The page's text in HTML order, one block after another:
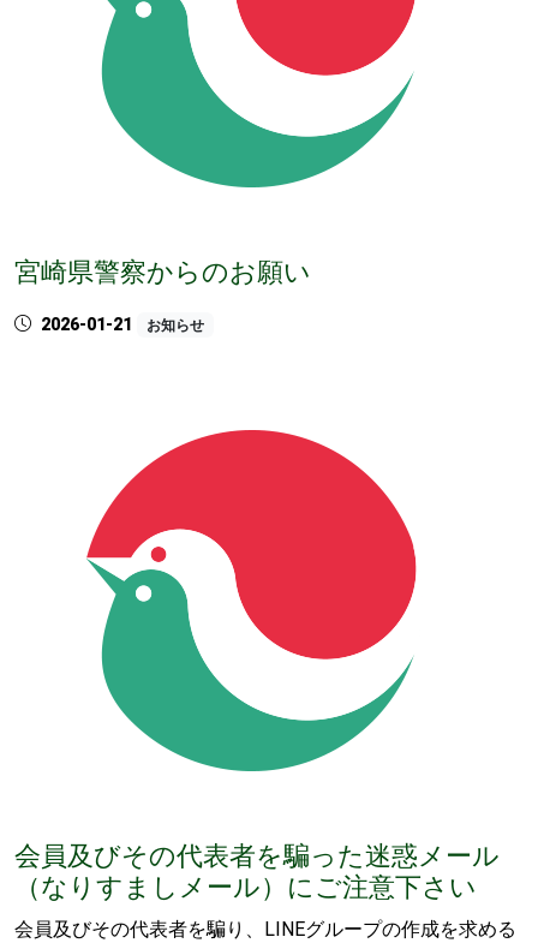
宮崎県警察からのお願い
2026-01-21 お知らせ
会員及びその代表者を騙った迷惑メール
（なりすましメール）にご注意下さい
会員及びその代表者を騙り、LINEグループの作成を求める